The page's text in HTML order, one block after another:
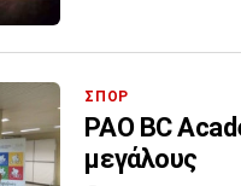
ΣΠΟΡ
PAO BC
μεγάλους